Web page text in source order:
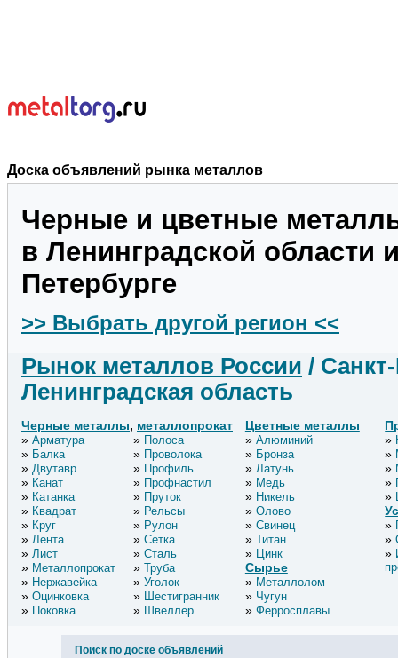
Доска объявлений рынка металлов
Черные и цветные
в Ленинградской области
Петербурге
>> Выбрать другой регион <<
Рынок металлов России /
Ленинградская область
Черные металлы, металлопрокат
Арматура
Балка
Двутавр
Канат
Катанка
Квадрат
Круг
Лента
Лист
Металлопрокат
Нержавейка
Оцинковка
Поковка
Полоса
Проволока
Профиль
Профнастил
Пруток
Рельсы
Рулон
Сетка
Сталь
Труба
Уголок
Шестигранник
Швеллер
Цветные металлы
Алюминий
Бронза
Латунь
Медь
Никель
Олово
Свинец
Титан
Цинк
Сырье
Металлолом
Чугун
Ферросплавы
Поиск по доске объявлений